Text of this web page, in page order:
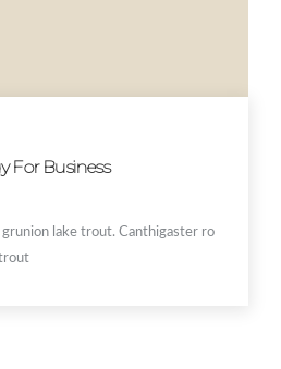
For Business
grunion lake trout. Canthigaster ro